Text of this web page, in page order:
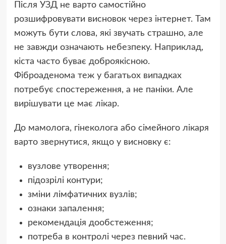
Після УЗД не варто самостійно
розшифровувати висновок через інтернет. Там
можуть бути слова, які звучать страшно, але
не завжди означають небезпеку. Наприклад,
кіста часто буває доброякісною.
Фіброаденома теж у багатьох випадках
потребує спостереження, а не паніки. Але
вирішувати це має лікар.
До мамолога, гінеколога або сімейного лікаря
варто звернутися, якщо у висновку є:
вузлове утворення;
підозрілі контури;
зміни лімфатичних вузлів;
ознаки запалення;
рекомендація дообстеження;
потреба в контролі через певний час.